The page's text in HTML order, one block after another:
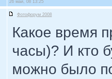
26 май, 08 13:25
Фотофорум 2008
Какое время
часы)? И кто
можно было